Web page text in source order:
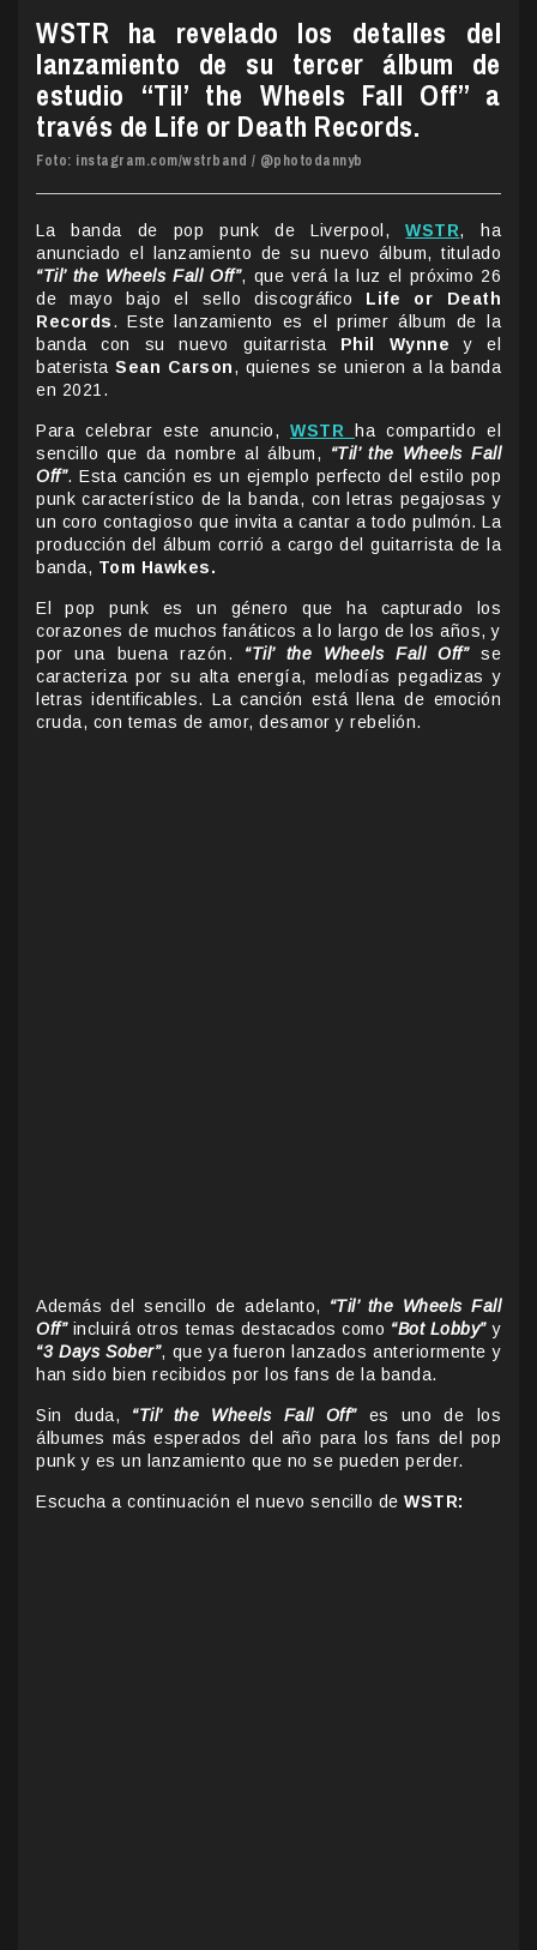
WSTR ha revelado los detalles del
lanzamiento de su tercer álbum de
estudio “Til’ the Wheels Fall Off” a
través de Life or Death Records.
Foto: instagram.com/wstrband / @photodannyb
La banda de pop punk de Liverpool,WSTR, ha
anunciado el lanzamiento de su nuevo álbum, titulado
“Til’ the Wheels Fall Off”, que verá la luz el próximo 26
de mayo bajo el sello discográfico Life or Death
Records. Este lanzamiento es el primer álbum de la
banda con su nuevo guitarrista Phil Wynne y el
baterista Sean Carson, quienes se unieron a la banda
en 2021.
Para celebrar este anuncio, WSTR
ha compartido el
sencillo que da nombre al álbum, “Til’ the Wheels Fall
Off”. Esta canción es un ejemplo perfecto del estilo pop
punk característico de la banda, con letras pegajosas y
un coro contagioso que invita a cantar a todo pulmón. La
producción del álbum corrió a cargo del guitarrista de la
banda, Tom Hawkes.
El pop punk es un género que ha capturado los
corazones de muchos fanáticos a lo largo de los años, y
por una buena razón. “Til’ the Wheels Fall Off”se
caracteriza por su alta energía, melodías pegadizas y
letras identificables. La canción está llena de emoción
cruda, con temas de amor, desamor y rebelión.
Además del sencillo de adelanto, “Til’ the Wheels Fall
Off”incluirá otros temas destacados como “Bot Lobby”y
“3 Days Sober”, que ya fueron lanzados anteriormente y
han sido bien recibidos por los fans de la banda.
Sin duda, “Til’ the Wheels Fall Off”es uno de los
álbumes más esperados del año para los fans del pop
punk y es un lanzamiento que no se pueden perder.
Escucha a continuación el nuevo sencillo de WSTR: